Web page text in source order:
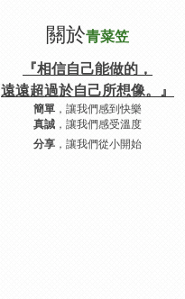
關於青菜笠
『相信自己能做的，
遠遠超過於自己所想像。』
簡單 ，讓我們感到快樂
真誠 ，讓我們感受溫度
分享 ，讓我們從小開始